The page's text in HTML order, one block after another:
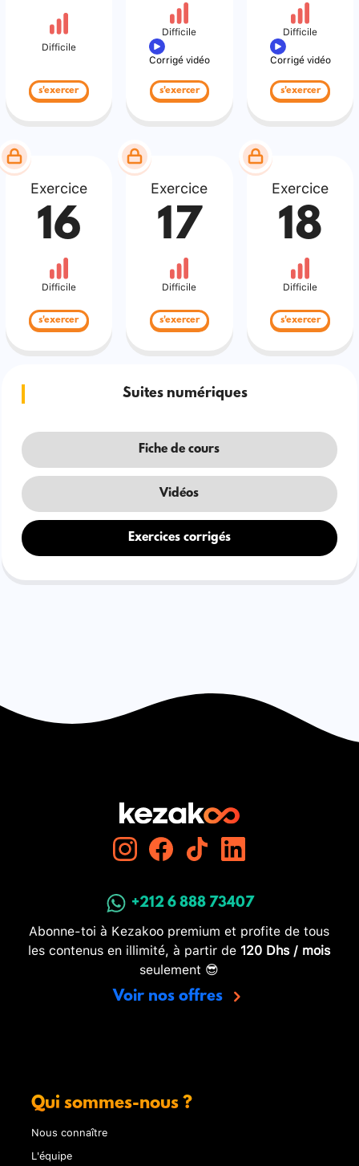
Difficile
s'exercer
Difficile
Corrigé vidéo
s'exercer
Difficile
Corrigé vidéo
s'exercer
Exercice
16
Difficile
s'exercer
Exercice
17
Difficile
s'exercer
Exercice
18
Difficile
s'exercer
Suites numériques
Fiche de cours
Vidéos
Exercices corrigés
+212 6 888 73407
Abonne-toi à Kezakoo premium et profite de tous
les contenus en illimité, à partir de 120 Dhs / mois
seulement 😎
Voir nos offres
Qui sommes-nous ?
Nous connaître
L'équipe